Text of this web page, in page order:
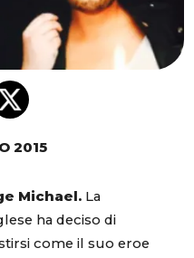
2015
Michael. La
ha deciso di
come il suo eroe